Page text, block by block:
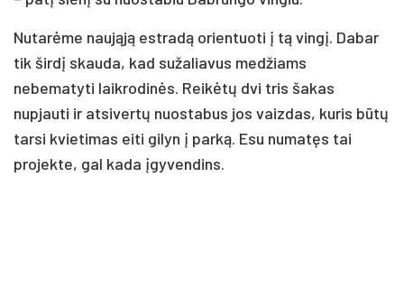
Nutarėme naująją estradą orientuoti į tą vingį. Dabar
tik širdį skauda, kad sužaliavus medžiams
nebematyti laikrodinės. Reikėtų dvi tris šakas
nupjauti ir atsivertų nuostabus jos vaizdas, kuris būtų
tarsi kvietimas eiti gilyn į parką. Esu numatęs tai
projekte, gal kada įgyvendins.